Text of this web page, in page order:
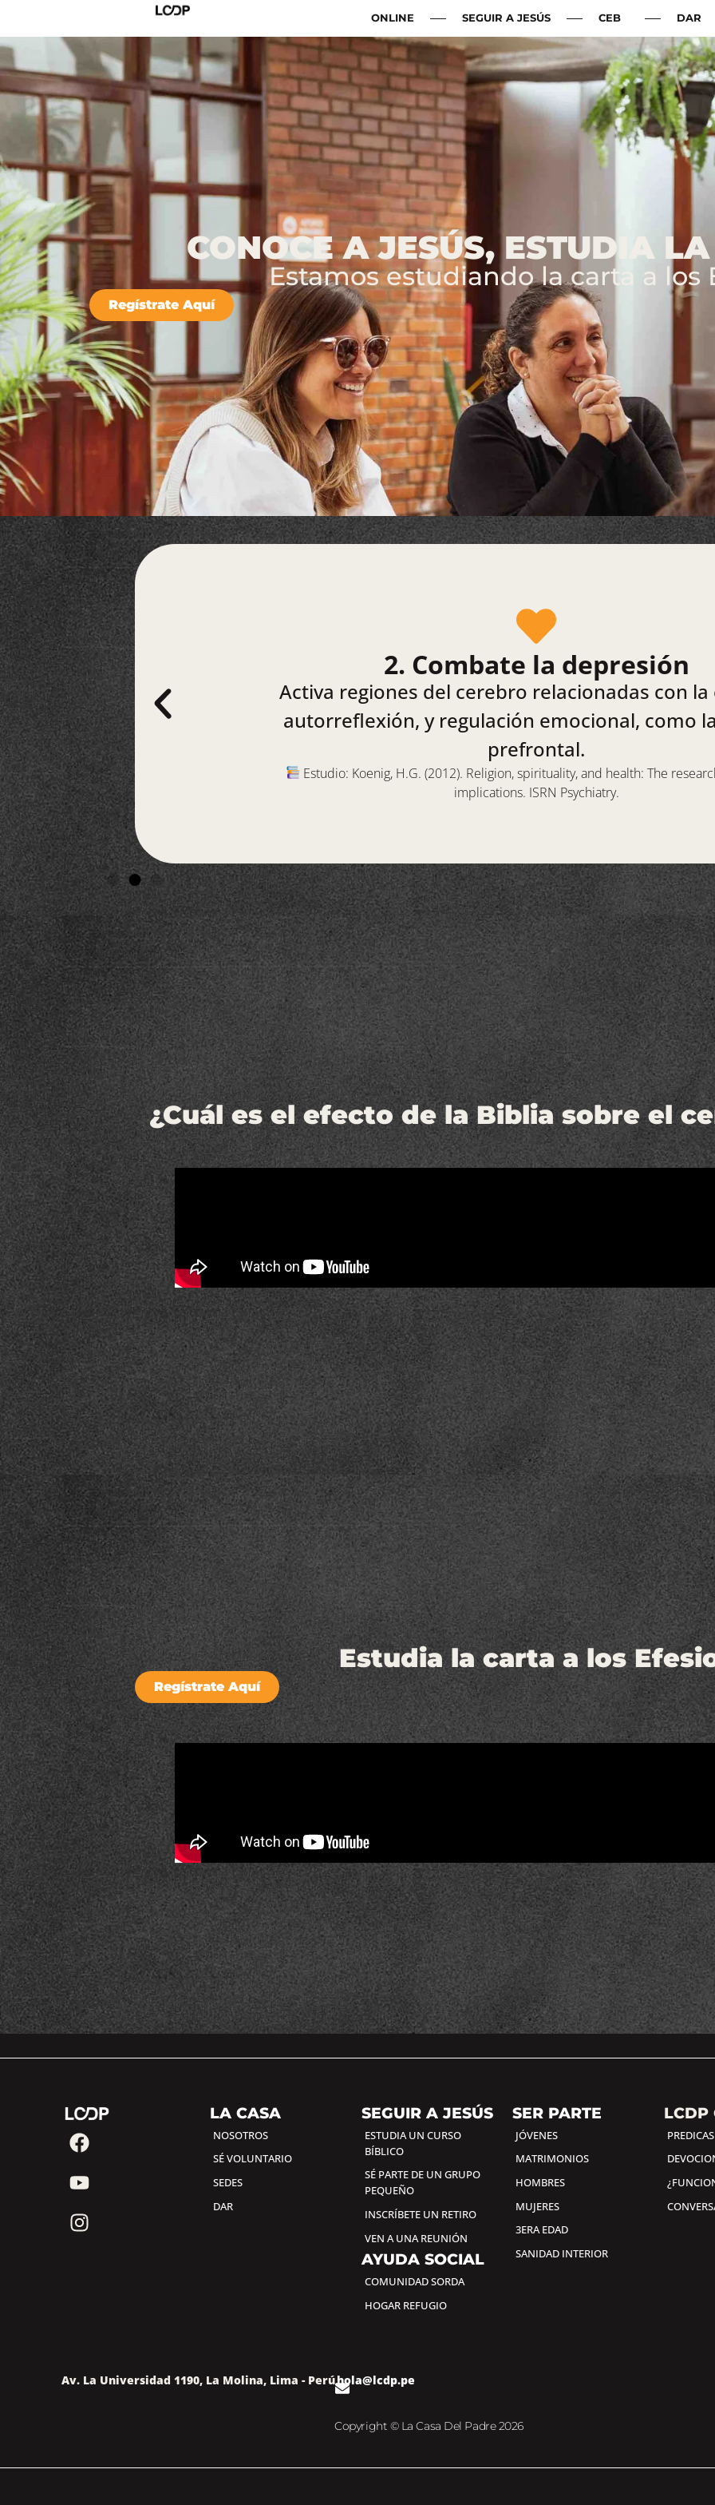
ONLINE SEGUIR A JESÚS CEB DAR
CONOCE A JESÚS, ESTUDIA
Estamos estudiando la carta a los
Regístrate Aquí
2. Combate la depresión
Activa regiones del cerebro relacionadas con
autorreflexión, y regulación emocional, como
prefrontal.
Estudio: Koenig, H.G. (2012). Religion, spirituality, and health: The
implications. ISRN Psychiatry.
¿Cuál es el efecto de la Biblia sobre el
Estudia la carta a los
Regístrate Aquí
LA CASA
NOSOTROS
SÉ VOLUNTARIO
SEDES
DAR
SEGUIR A JESÚS
ESTUDIA UN CURSO
BÍBLICO
SÉ PARTE DE UN GRUPO
PEQUEÑO
INSCRÍBETE UN RETIRO
VEN A UNA REUNIÓN
AYUDA SOCIAL
COMUNIDAD SORDA
HOGAR REFUGIO
SER PARTE
JÓVENES
MATRIMONIOS
HOMBRES
MUJERES
3ERA EDAD
SANIDAD INTERIOR
LCDP
PREDICAS
Av. La Universidad 1190, La Molina, Lima - Perúhola@lcdp.pe
Copyright © La Casa Del Padre 2026